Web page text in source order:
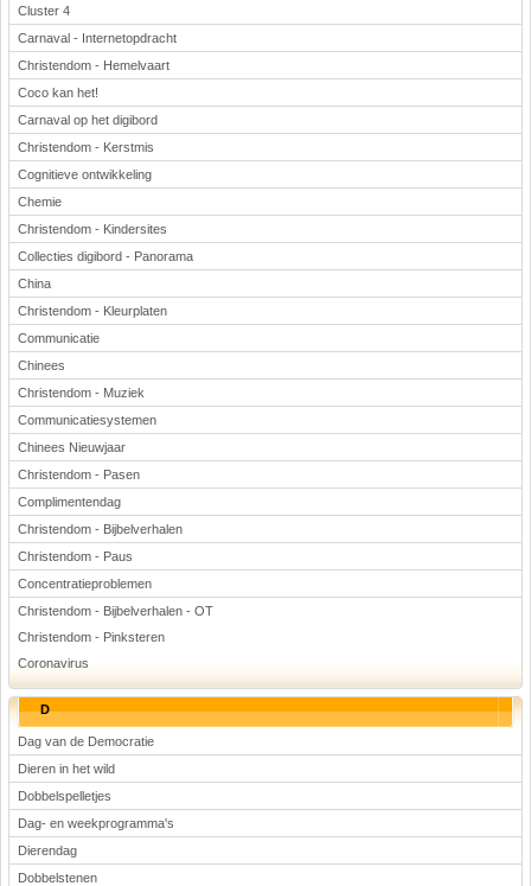
Cluster 4
Carnaval - Internetopdracht
Christendom - Hemelvaart
Coco kan het!
Carnaval op het digibord
Christendom - Kerstmis
Cognitieve ontwikkeling
Chemie
Christendom - Kindersites
Collecties digibord - Panorama
China
Christendom - Kleurplaten
Communicatie
Chinees
Christendom - Muziek
Communicatiesystemen
Chinees Nieuwjaar
Christendom - Pasen
Complimentendag
Christendom - Bijbelverhalen
Christendom - Paus
Concentratieproblemen
Christendom - Bijbelverhalen - OT
Christendom - Pinksteren
Coronavirus
D
Dag van de Democratie
Dieren in het wild
Dobbelspelletjes
Dag- en weekprogramma's
Dierendag
Dobbelstenen